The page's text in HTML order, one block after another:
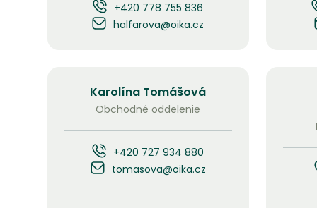
+420 778 755 836
halfarova@oika.cz
Karolína Tomášová
Obchodné oddelenie
+420 727 934 880
tomasova@oika.cz